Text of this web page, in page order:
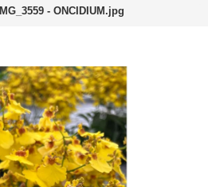
IMG_3559 - ONCIDIUM.jpg